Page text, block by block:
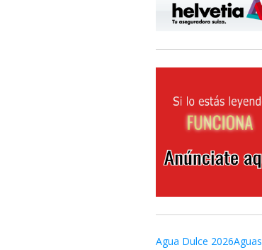
Agua Dulce 2026Aguas